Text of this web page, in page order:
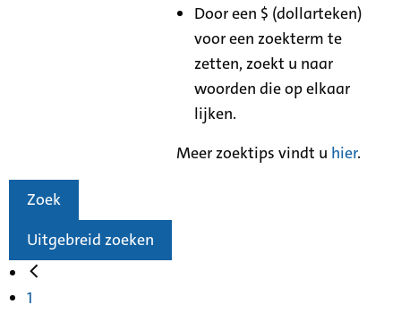
Door een $ (dollarteken)
voor een zoekterm te
zetten, zoekt u naar
woorden die op elkaar
lijken.
Meer zoektips vindt u hier.
Zoek
Uitgebreid zoeken
1